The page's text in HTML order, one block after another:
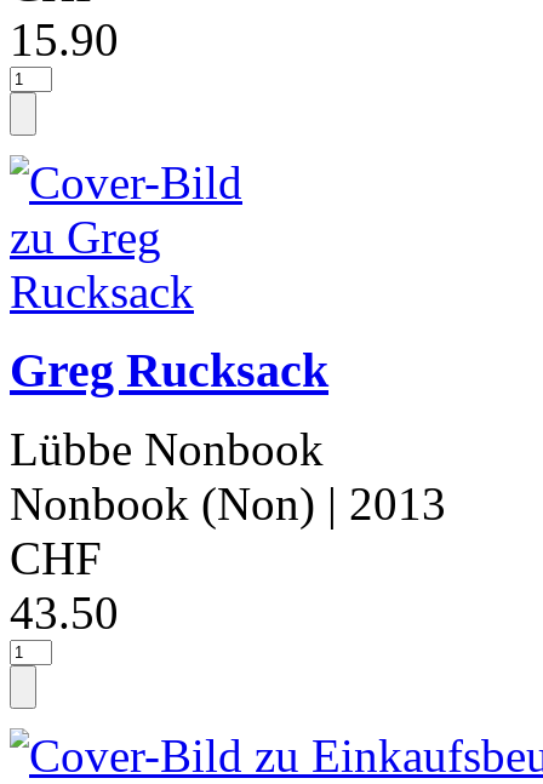
15.90
Greg Rucksack
Lübbe Nonbook
Nonbook (Non) | 2013
CHF
43.50